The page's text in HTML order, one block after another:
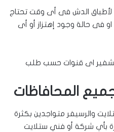
لأطباق الدش فى أى وقت تحتاج
فى حالة وجود إهتزاز أو أى
تشفير اى قنوات حسب طلب
المحافاظات
والرسيفر متواجدين بكثرة
بأي شركة أو فني ستلايت